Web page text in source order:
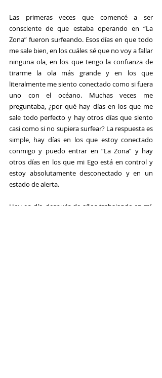
Las primeras veces que comencé a ser
consciente de que estaba operando en “La
Zona” fueron surfeando. Esos días en que todo
me sale bien, en los cuáles sé que no voy a fallar
ninguna ola, en los que tengo la confianza de
tirarme la ola más grande y en los que
literalmente me siento conectado como si fuera
uno con el océano. Muchas veces me
preguntaba, ¿por qué hay días en los que me
sale todo perfecto y hay otros días que siento
casi como si no supiera surfear? La respuesta es
simple, hay días en los que estoy conectado
conmigo y puedo entrar en “La Zona” y hay
otros días en los que mi Ego está en control y
estoy absolutamente desconectado y en un
estado de alerta.
Hoy en día, después de años trabajando en mí,